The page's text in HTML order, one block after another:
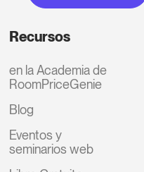
Recursos
en la Academia de
RoomPriceGenie
Blog
Eventos y
seminarios web